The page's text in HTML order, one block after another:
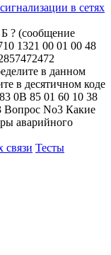
в сетях
? (сообщение
1321 00 01 00 48
в данном
в десятичном коде
0B 85 01 60 10 38
Вопрос No3 Какие
аварийного
связи Тесты